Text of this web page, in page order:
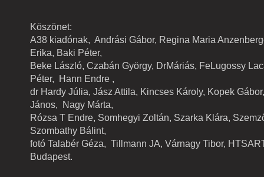
Köszönet:
A38 kiadónak, Andrási Gábor, Regina Maria
Erika, Baki Péter,
Beke László, Czabán György, DrMáriás, FeLugossy
Péter,
Hann Endre ,
dr Hardy Júlia, Jász Attila, Kincses Károly, Kopek
János,
Nagy Márta,
Rózsa T Endre, Somhegyi Zoltán, Szarka Klára,
Szombathy Bálint,
fotó Talabér Géza, Tillmann JA, Várnagy Tibor,
Budapest.